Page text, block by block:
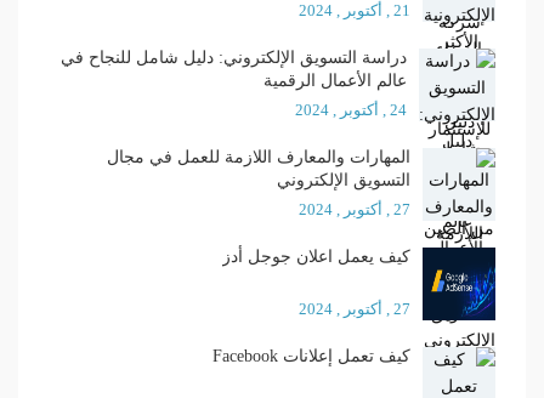
21 , أكتوبر , 2024
دراسة التسويق الإلكتروني: دليل شامل للنجاح في
عالم الأعمال الرقمية
24 , أكتوبر , 2024
المهارات والمعارف اللازمة للعمل في مجال
التسويق الإلكتروني
27 , أكتوبر , 2024
كيف يعمل اعلان جوجل أدز
27 , أكتوبر , 2024
كيف تعمل إعلانات Facebook